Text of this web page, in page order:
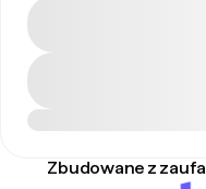
Zbudowane z